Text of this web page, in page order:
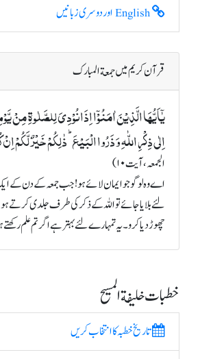
قرآن کریم میں جمعة المبارک
یٰۤاَیُّہَا الَّذِیۡنَ اٰمَنُوۡۤا اِذَا نُوۡدِیَ لِلصَّلٰوۃِ مِنۡ
اِلٰی ذِکۡرِ اللّٰہِ وَ ذَرُوا الۡبَیۡعَ ؕ ذٰلِکُمۡ خَیۡرٌ لَّکُمۡ
الجمعہ، آیت ۱۰)
اے وہ لوگو جو ایمان لائے ہو! جب جمعہ کے دن کے
لئے بلایا جائے تو اللہ کے ذکر کی طرف جلدی کرتے
چھوڑ دیا کرو۔ یہ تمہارے لئے بہتر ہے اگر تم علم
خطبات خلیفة المسیح
تاریخ خطبہ کا انتخاب کریں